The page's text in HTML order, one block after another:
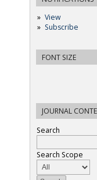
View
Subscribe
FONT SIZE
JOURNAL
Search
Search Scope